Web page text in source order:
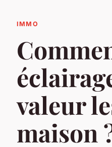
IMMO
valeur
maison